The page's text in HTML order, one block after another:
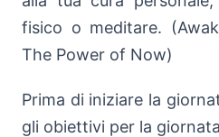
fisico o meditare.
The Power of Now)
Prima di iniziare la
gli obiettivi per la